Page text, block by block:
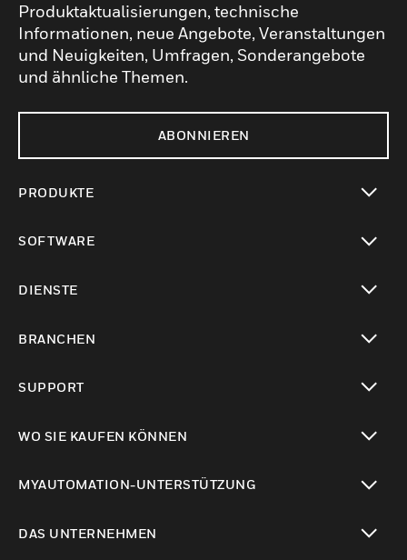
Produktaktualisierungen, technische
Informationen, neue Angebote, Veranstaltungen
und Neuigkeiten, Umfragen, Sonderangebote
und ähnliche Themen.
ABONNIEREN
PRODUKTE
SOFTWARE
DIENSTE
BRANCHEN
SUPPORT
WO SIE KAUFEN KÖNNEN
MYAUTOMATION-UNTERSTÜTZUNG
DAS UNTERNEHMEN